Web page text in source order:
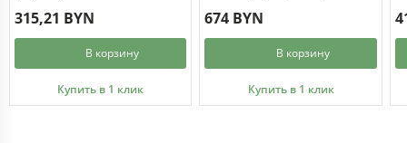
315,21 BYN
В корзину
Купить в 1 клик
ремешком, международная
версия)
674 BYN
В корзину
Купить в 1 клик